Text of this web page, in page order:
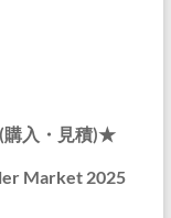
購入・見積)★
Market 2025